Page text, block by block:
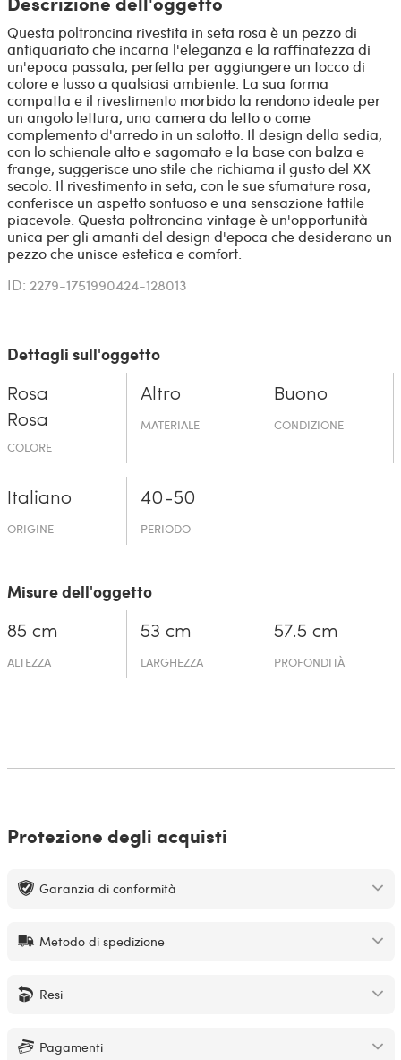
Questa poltroncina rivestita in seta rosa è un pezzo di
antiquariato che incarna l'eleganza e la raffinatezza di
un'epoca passata, perfetta per aggiungere un tocco di
colore e lusso a qualsiasi ambiente. La sua forma
compatta e il rivestimento morbido la rendono ideale per
un angolo lettura, una camera da letto o come
complemento d'arredo in un salotto. Il design della sedia,
con lo schienale alto e sagomato e la base con balza e
frange, suggerisce uno stile che richiama il gusto del XX
secolo. Il rivestimento in seta, con le sue sfumature rosa,
conferisce un aspetto sontuoso e una sensazione tattile
piacevole. Questa poltroncina vintage è un'opportunità
unica per gli amanti del design d'epoca che desiderano un
pezzo che unisce estetica e comfort.
ID: 2279-1751990424-128013
Dettagli sull'oggetto
Rosa
Rosa
COLORE
Altro
MATERIALE
Buono
CONDIZIONE
Italiano
ORIGINE
40-50
PERIODO
Misure dell'oggetto
85 cm
ALTEZZA
53 cm
LARGHEZZA
57.5 cm
PROFONDITÀ
Protezione degli acquisti
Garanzia di conformità
Metodo di spedizione
Resi
Pagamenti